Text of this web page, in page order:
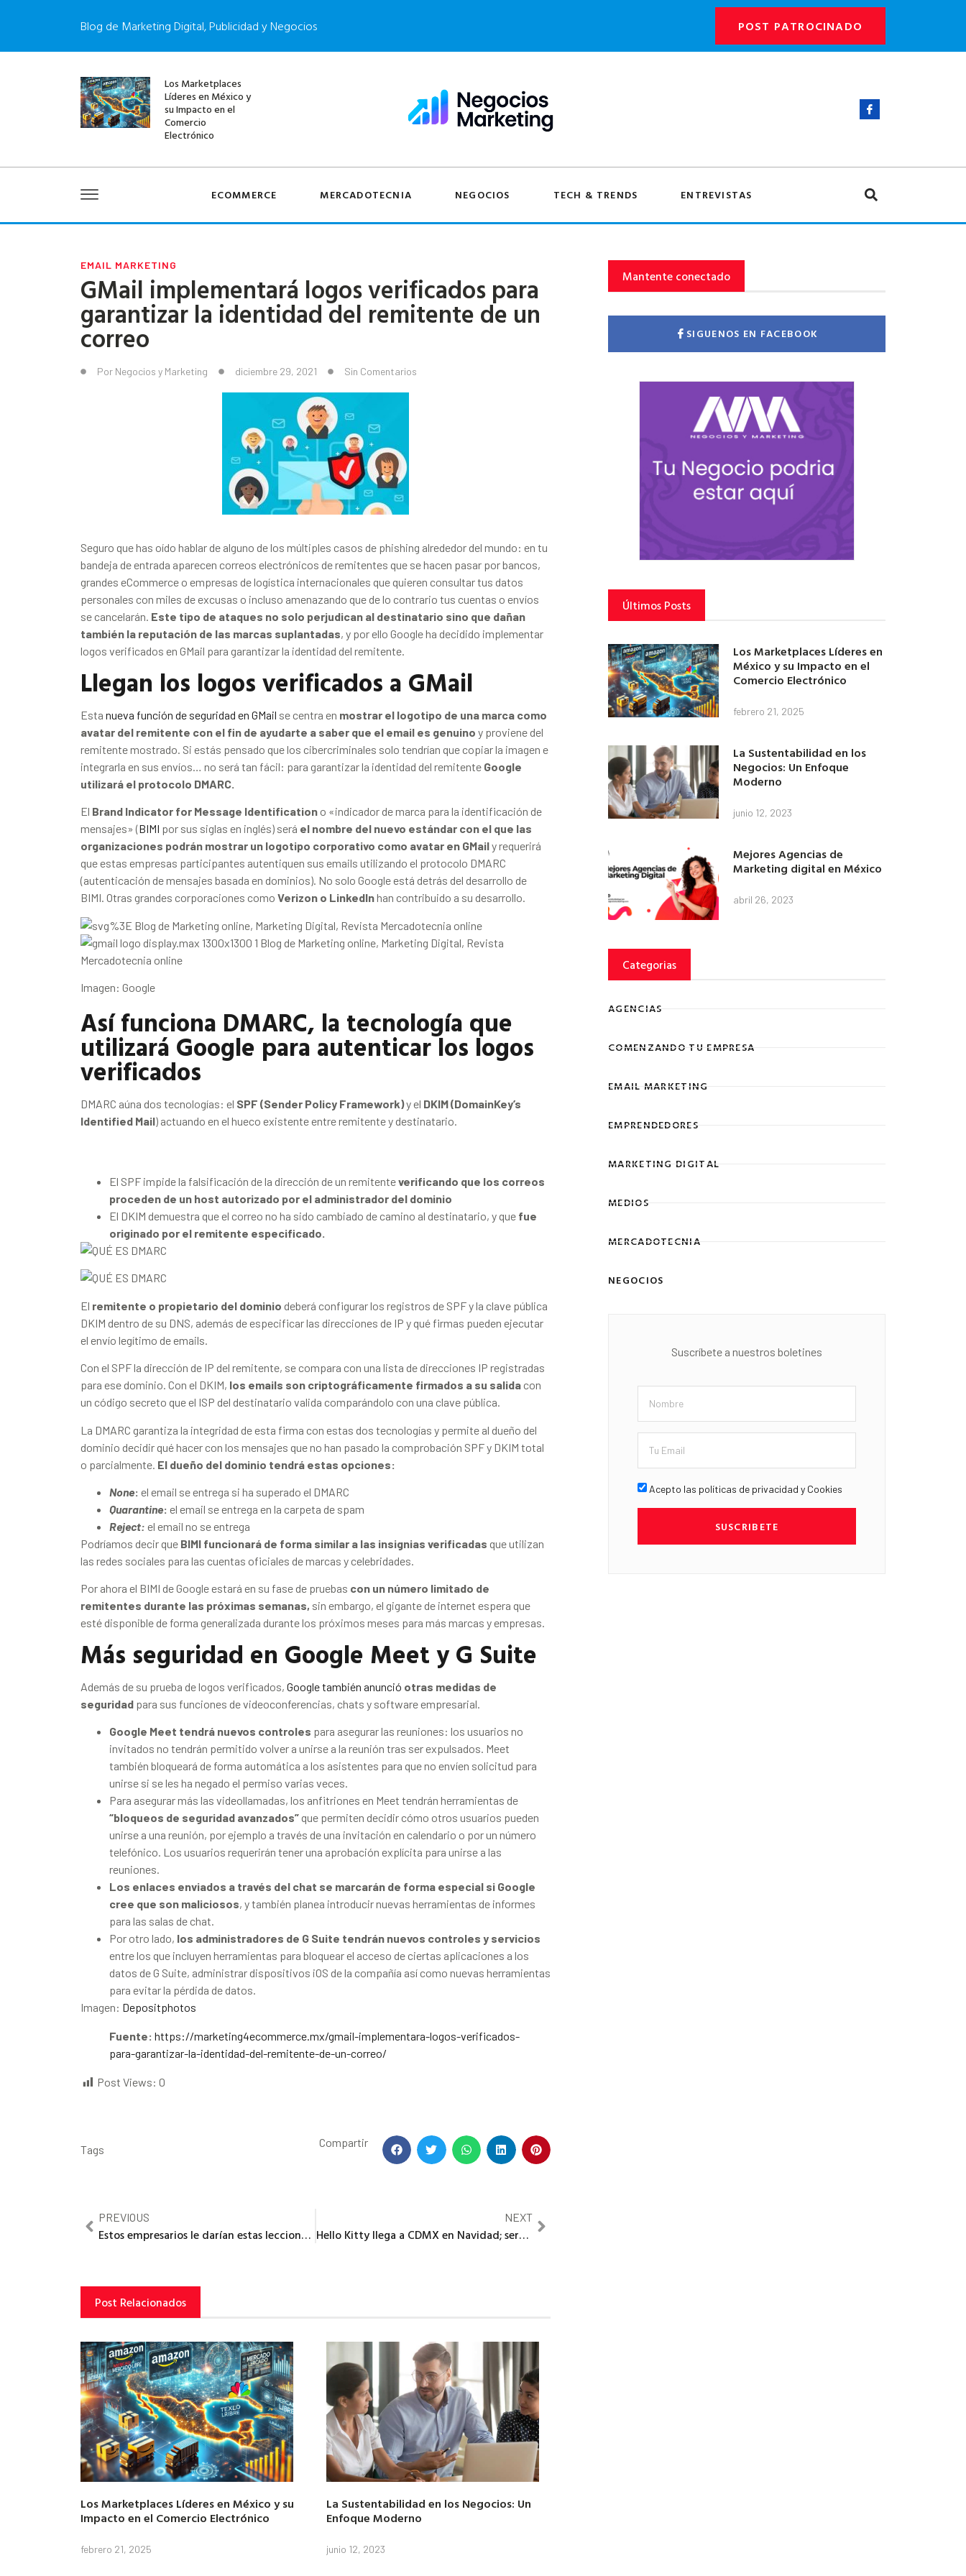
Blog de Marketing Digital, Publicidad y Negocios POST PATROCINADO
Los Marketplaces
Líderes en México y
su Impacto en el
Comercio
Electrónico
ECOMMERCE MERCADOTECNIA NEGOCIOS TECH & TRENDS ENTREVISTAS
EMAIL MARKETING
GMail implementará logos verificados para
garantizar la identidad del remitente de un
correo
Por Negocios y Marketing diciembre 29, 2021 Sin Comentarios
Seguro que has oído hablar de alguno de los múltiples casos de phishing alrededor del mundo: en tu
bandeja de entrada aparecen correos electrónicos de remitentes que se hacen pasar por bancos,
grandes eCommerce o empresas de logística internacionales que quieren consultar tus datos
personales con miles de excusas o incluso amenazando que de lo contrario tus cuentas o envíos
se cancelarán. Este tipo de ataques no solo perjudican al destinatario sino que dañan
también la reputación de las marcas suplantadas, y por ello Google ha decidido implementar
logos verificados en GMail para garantizar la identidad del remitente.
Llegan los logos verificados a GMail
Esta nueva función de seguridad en GMail se centra en mostrar el logotipo de una marca como
avatar del remitente con el fin de ayudarte a saber que el email es genuino y proviene del
remitente mostrado. Si estás pensado que los cibercriminales solo tendrían que copiar la imagen e
integrarla en sus envíos… no será tan fácil: para garantizar la identidad del remitente Google
utilizará el protocolo DMARC.
El Brand Indicator for Message Identification o «indicador de marca para la identificación de
mensajes» (BIMI por sus siglas en inglés) será el nombre del nuevo estándar con el que las
organizaciones podrán mostrar un logotipo corporativo como avatar en GMaily requerirá
que estas empresas participantes autentiquen sus emails utilizando el protocolo DMARC
(autenticación de mensajes basada en dominios). No solo Google está detrás del desarrollo de
BIMI. Otras grandes corporaciones como Verizon o LinkedInhan contribuido a su desarrollo.
Imagen: Google
Así funciona DMARC, la tecnología que
utilizará Google para autenticar los logos
verificados
DMARC aúna dos tecnologías: el SPF (Sender Policy Framework)y el DKIM (DomainKey’s
Identified Mail) actuando en el hueco existente entre remitente y destinatario.
El SPF impide la falsificación de la dirección de un remitenteverificando que los correos
proceden de un host autorizado por el administrador del dominio
El DKIM demuestra que el correo no ha sido cambiado de camino al destinatario, y que fue
originado por el remitente especificado.
El remitente o propietario del dominio deberá configurar los registros de SPF y la clave pública
DKIM dentro de su DNS, además de especificar las direcciones de IP y qué firmas pueden ejecutar
el envío legítimo de emails.
Con el SPF la dirección de IP del remitente, se compara con una lista de direcciones IP registradas
para ese dominio. Con el DKIM, los emails son criptográficamente firmados a su salida con
un código secreto que el ISP del destinatario valida comparándolo con una clave pública.
La DMARC garantiza la integridad de esta firma con estas dos tecnologías y permite al dueño del
dominio decidir qué hacer con los mensajes que no han pasado la comprobación SPF y DKIM total
o parcialmente. El dueño del dominio tendrá estas opciones:
None: el email se entrega si ha superado el DMARC
Quarantine: el email se entrega en la carpeta de spam
Reject: el email no se entrega
Podríamos decir que BIMI funcionará de forma similar a las insignias verificadas que utilizan
las redes sociales para las cuentas oficiales de marcas y celebridades.
Por ahora el BIMI de Google estará en su fase de pruebas con un número limitado de
remitentes durante las próximas semanas, sin embargo, el gigante de internet espera que
esté disponible de forma generalizada durante los próximos meses para más marcas y empresas.
Más seguridad en Google Meet y G Suite
Además de su prueba de logos verificados, Google también anunció otras medidas de
seguridad para sus funciones de videoconferencias, chats y software empresarial.
Google Meet tendrá nuevos controles para asegurar las reuniones: los usuarios no
invitados no tendrán permitido volver a unirse a la reunión tras ser expulsados. Meet
también bloqueará de forma automática a los asistentes para que no envíen solicitud para
unirse si se les ha negado el permiso varias veces.
Para asegurar más las videollamadas, los anfitriones en Meet tendrán herramientas de
“bloqueos de seguridad avanzados” que permiten decidir cómo otros usuarios pueden
unirse a una reunión, por ejemplo a través de una invitación en calendario o por un número
telefónico. Los usuarios requerirán tener una aprobación explícita para unirse a las
reuniones.
Los enlaces enviados a través del chat se marcarán de forma especial si Google
cree que son maliciosos, y también planea introducir nuevas herramientas de informes
para las salas de chat.
Por otro lado, los administradores de G Suite tendrán nuevos controles y servicios
entre los que incluyen herramientas para bloquear el acceso de ciertas aplicaciones a los
datos de G Suite, administrar dispositivos iOS de la compañía así como nuevas herramientas
para evitar la pérdida de datos.
Imagen: Depositphotos
Fuente: https://marketing4ecommerce.mx/gmail-implementara-logos-verificados-
para-garantizar-la-identidad-del-remitente-de-un-correo/
Post Views: 0
Tags
Compartir
PREVIOUS
Estos empresarios le darían estas lecciones de Negocios a su «yo emprendedor» más joven.
NEXT
Hello Kitty llega a CDMX en Navidad; será la primer cafetería oficial en Latinoamérica
Post Relacionados
Los Marketplaces Líderes en México y su
Impacto en el Comercio Electrónico
febrero 21, 2025
La Sustentabilidad en los Negocios: Un
Enfoque Moderno
junio 12, 2023
Mantente conectado
SIGUENOS EN FACEBOOK
Últimos Posts
Los Marketplaces Líderes en
México y su Impacto en el
Comercio Electrónico
febrero 21, 2025
La Sustentabilidad en los
Negocios: Un Enfoque
Moderno
junio 12, 2023
Mejores Agencias de
Marketing digital en México
abril 26, 2023
Categorias
AGENCIAS
COMENZANDO TU EMPRESA
EMAIL MARKETING
EMPRENDEDORES
MARKETING DIGITAL
MEDIOS
MERCADOTECNIA
NEGOCIOS
Suscríbete a nuestros boletines
Acepto las políticas de privacidad y Cookies
SUSCRIBETE